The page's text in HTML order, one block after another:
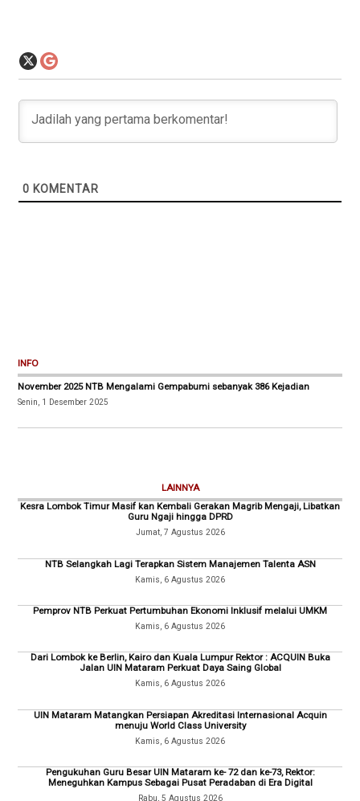
0 KOMENTAR
INFO
November 2025 NTB Mengalami Gempabumi sebanyak 386 Kejadian
Senin, 1 Desember 2025
LAINNYA
Kesra Lombok Timur Masif kan Kembali Gerakan Magrib Mengaji, Libatkan
Guru Ngaji hingga DPRD
Jumat, 7 Agustus 2026
NTB Selangkah Lagi Terapkan Sistem Manajemen Talenta ASN
Kamis, 6 Agustus 2026
Pemprov NTB Perkuat Pertumbuhan Ekonomi Inklusif melalui UMKM
Kamis, 6 Agustus 2026
Dari Lombok ke Berlin, Kairo dan Kuala Lumpur Rektor : ACQUIN Buka
Jalan UIN Mataram Perkuat Daya Saing Global
Kamis, 6 Agustus 2026
UIN Mataram Matangkan Persiapan Akreditasi Internasional Acquin
menuju World Class University
Kamis, 6 Agustus 2026
Pengukuhan Guru Besar UIN Mataram ke- 72 dan ke-73, Rektor:
Meneguhkan Kampus Sebagai Pusat Peradaban di Era Digital
Rabu, 5 Agustus 2026